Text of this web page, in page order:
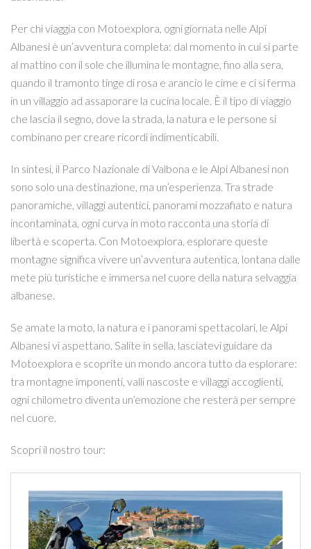
Per chi viaggia con Motoexplora, ogni giornata nelle Alpi
Albanesi è un’avventura completa: dal momento in cui si parte
al mattino con il sole che illumina le montagne, fino alla sera,
quando il tramonto tinge di rosa e arancio le cime e ci si ferma
in un villaggio ad assaporare la cucina locale. È il tipo di viaggio
che lascia il segno, dove la strada, la natura e le persone si
combinano per creare ricordi indimenticabili.
In sintesi, il Parco Nazionale di Valbona e le Alpi Albanesi non
sono solo una destinazione, ma un’esperienza. Tra strade
panoramiche, villaggi autentici, panorami mozzafiato e natura
incontaminata, ogni curva in moto racconta una storia di
libertà e scoperta. Con Motoexplora, esplorare queste
montagne significa vivere un’avventura autentica, lontana dalle
mete più turistiche e immersa nel cuore della natura selvaggia
albanese.
Se amate la moto, la natura e i panorami spettacolari, le Alpi
Albanesi vi aspettano. Salite in sella, lasciatevi guidare da
Motoexplora e scoprite un mondo ancora tutto da esplorare:
tra montagne imponenti, valli nascoste e villaggi accoglienti,
ogni chilometro diventa un’emozione che resterà per sempre
nel cuore.
Scopri il nostro tour: